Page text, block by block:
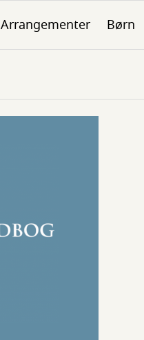
Arrangementer Børn